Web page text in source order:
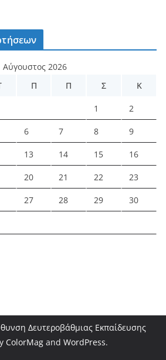
Αύγουστος 2026
Π Π Σ Κ
1 2
6 7 8 9
13 14 15 16
20 21 22 23
27 28 29 30
Δευτεροβάθμιας Εκπαίδευσης
ColorMag and WordPress.